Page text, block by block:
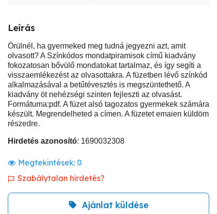
Leírás
Örülnél, ha gyermeked meg tudná jegyezni azt, amit
olvasott? A Színkódos mondatpiramisok című kiadvány
fokozatosan bővülő mondatokat tartalmaz, és így segíti a
visszaemlékezést az olvasottakra. A füzetben lévő színkód
alkalmazásával a betűtévesztés is megszüntethető. A
kiadvány öt nehézségi szinten fejleszti az olvasást.
Formátuma:pdf. A füzet alsó tagozatos gyermekek számára
készült. Megrendelheted a címen. A füzetet emaien küldöm
részedre.
Hirdetés azonosító: 1690032308
Megtekintések: 0
Szabálytalan hirdetés?
Ajánlat küldése